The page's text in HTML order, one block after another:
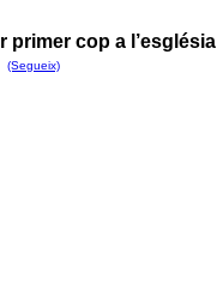
cop a
(Segueix)